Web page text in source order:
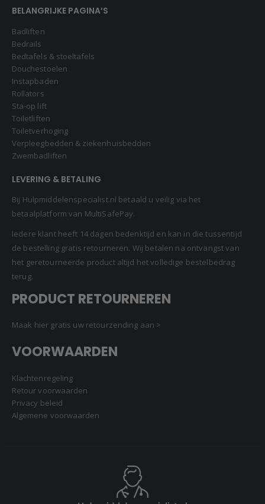
BELANGRIJKE PAGINA’S
Badliften
Bedrails
Bedtafels & stoeltafels
Douchestoelen
Instapbaden
Rollators
Sta-op lift
Toiletliften
Toiletverhoging
Verpleegbedden & ziekenhuisbedden
Zwembadliften
LEVERING & BETALING
Bij Hulpmiddelenspecialist.nl betaald u veilig via het
betaalplatform van MultiSafePay.
Iedere klant heeft 14 dagen bedenktijd en kan in die tussentijd
de bestelling gratis retourneren. Wij betalen na ontvangst van
het geretourneerde product altijd het volledige bestelbedrag
terug.
PRODUCT RETOURNEREN
Maak hier gratis uw retourzending aan >
VOORWAARDEN
Klachtenregeling
Retour voorwaarden
Privacy beleid
Algemene voorwaarden